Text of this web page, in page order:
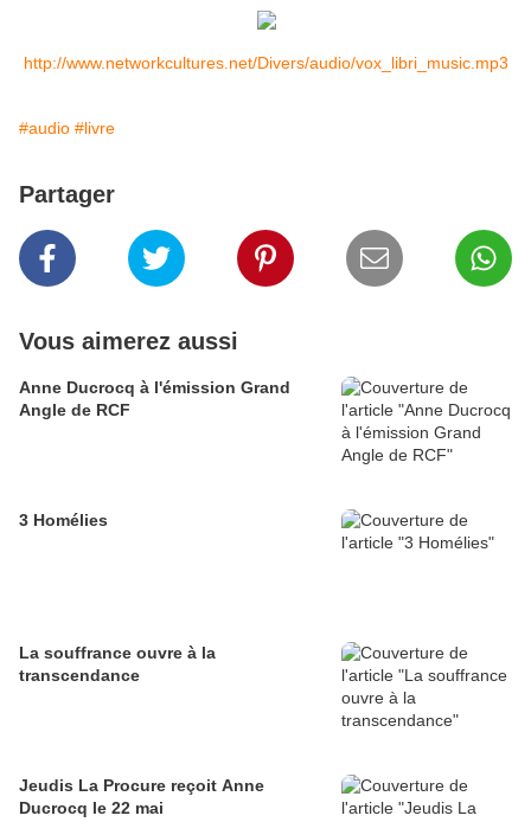
http://www.networkcultures.net/Divers/audio/vox_libri_music.mp3
#audio #livre
Partager
Vous aimerez aussi
Anne Ducrocq à l'émission Grand
Angle de RCF
3 Homélies
La souffrance ouvre à la
transcendance
Jeudis La Procure reçoit Anne
Ducrocq le 22 mai